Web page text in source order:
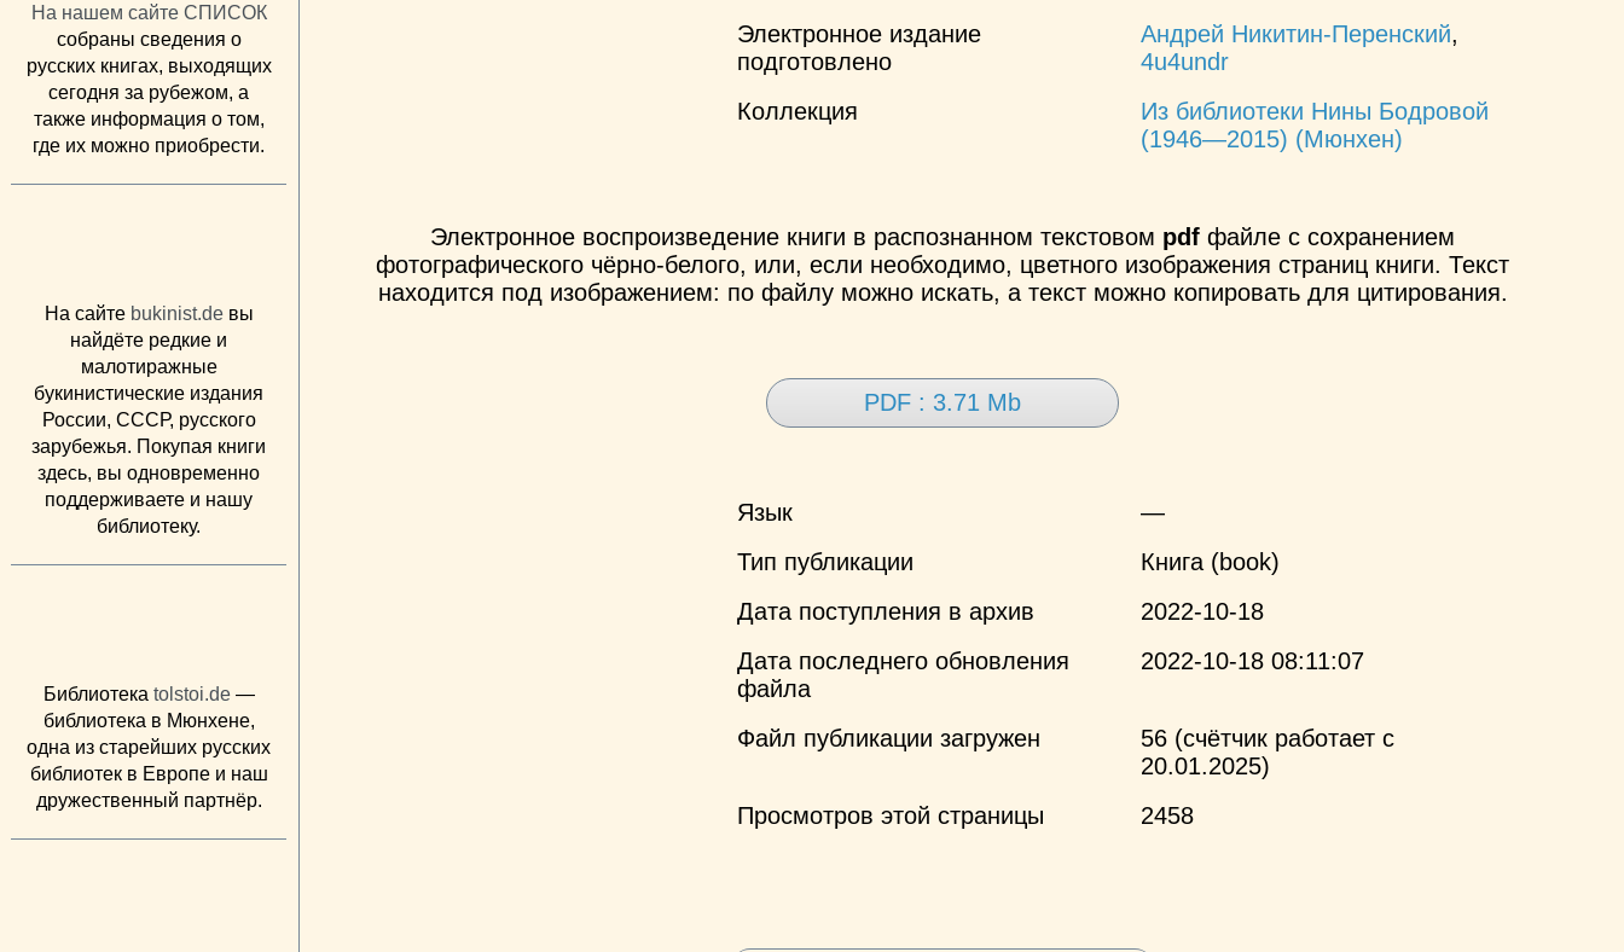
На нашем сайте СПИСОК
собраны сведения о
русских книгах, выходящих
сегодня за рубежом, а
также информация о том,
где их можно приобрести.
На сайте bukinist.deвы
найдёте редкие и
малотиражные
букинистические издания
России, СССР, русского
зарубежья. Покупая книги
здесь, вы одновременно
поддерживаете и нашу
библиотеку.
Библиотека tolstoi.de—
библиотека в Мюнхене,
одна из старейших русских
библиотек в Европе и наш
дружественный партнёр.
Электронное издание
подготовлено
Андрей Никитин-Перенский,
4u4undr
Коллекция
Из библиотеки Нины Бодровой
(1946—2015) (Мюнхен)
Электронное воспроизведение книги в распознанном текстовом pdf файле с сохранением
фотографического чёрно-белого, или, если необходимо, цветного изображения страниц книги. Текст
находится под изображением: по файлу можно искать, а текст можно копировать для цитирования.
PDF : 3.71 Mb
Язык
—
Тип публикации
Книга (book)
Дата поступления в архив
2022-10-18
Дата последнего обновления
файла
2022-10-18 08:11:07
Файл публикации загружен
56 (счётчик работает с
20.01.2025)
Просмотров этой страницы
2458